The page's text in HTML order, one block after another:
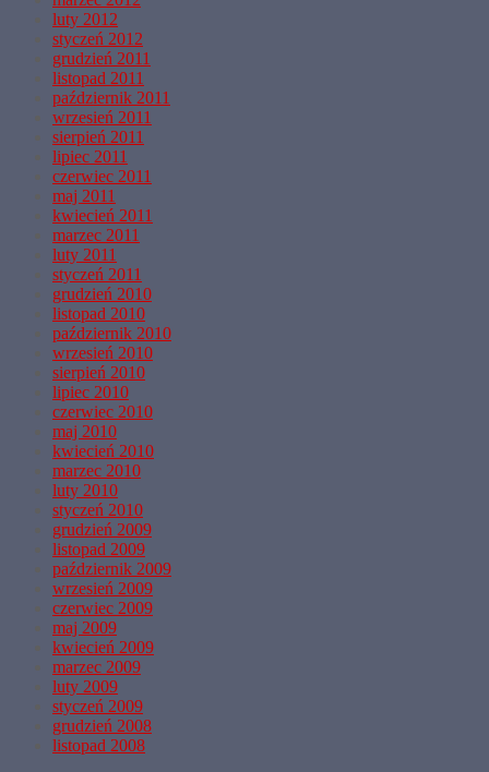
luty 2012
styczeń 2012
grudzień 2011
listopad 2011
październik 2011
wrzesień 2011
sierpień 2011
lipiec 2011
czerwiec 2011
maj 2011
kwiecień 2011
marzec 2011
luty 2011
styczeń 2011
grudzień 2010
listopad 2010
październik 2010
wrzesień 2010
sierpień 2010
lipiec 2010
czerwiec 2010
maj 2010
kwiecień 2010
marzec 2010
luty 2010
styczeń 2010
grudzień 2009
listopad 2009
październik 2009
wrzesień 2009
czerwiec 2009
maj 2009
kwiecień 2009
marzec 2009
luty 2009
styczeń 2009
grudzień 2008
listopad 2008